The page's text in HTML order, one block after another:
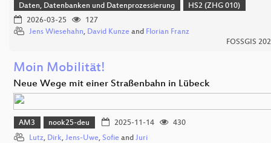
Daten, Datenbanken und Datenprozessierung
HS2 (ZHG 010)
2026-03-25
127
Jens Wiesehahn, David Kunze and Florian Franz
FOSSGIS
Moin Mobilität!
Neue Wege mit einer Straßenbahn in Lübeck
AM3 nook25-deu 2025-11-14
430
Lutz, Dirk, Jens-Uwe, Sofie and Juri